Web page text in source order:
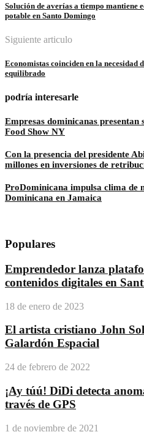
Solución de averías a tiempo mantiene
potable en Santo Domingo
Siguiente articulo
Economistas coinciden en la necesidad
equilibrado
podría interesarle
Empresas dominicanas presentan
Food Show NY
Con la presencia del presidente
millones en inversiones de
ProDominicana impulsa clima de
Dominicana en Jamaica
Populares
Emprendedor lanza
contenidos digitales en
18 de enero de 2023
El artista cristiano John
Galardón Espacial
24 de febrero de 2022
¡Ay túú! DiDi detecta
través de GPS
1 de noviembre de 2021